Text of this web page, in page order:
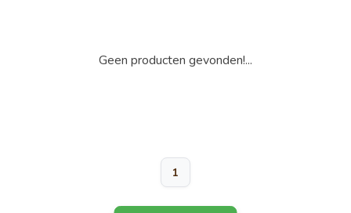
Geen producten gevonden!...
1